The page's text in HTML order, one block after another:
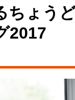
ちょう
2017